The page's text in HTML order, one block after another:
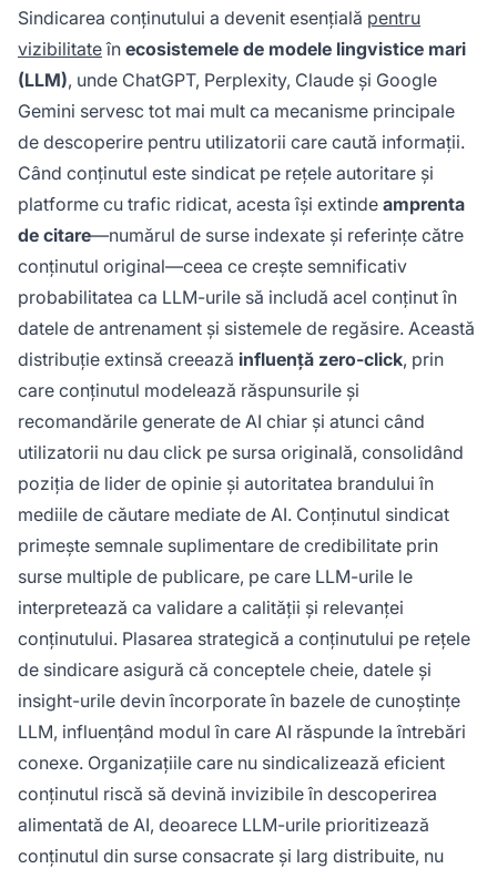
Sindicarea conținutului a devenit esențială pentru
vizibilitateîn ecosistemele de modele lingvistice mari
(LLM), unde ChatGPT, Perplexity, Claude și Google
Gemini servesc tot mai mult ca mecanisme principale
de descoperire pentru utilizatorii care caută informații.
Când conținutul este sindicat pe rețele autoritare și
platforme cu trafic ridicat, acesta își extinde amprenta
de citare—numărul de surse indexate și referințe către
conținutul original—ceea ce crește semnificativ
probabilitatea ca LLM-urile să includă acel conținut în
datele de antrenament și sistemele de regăsire. Această
distribuție extinsă creează influență zero-click, prin
care conținutul modelează răspunsurile și
recomandările generate de AI chiar și atunci când
utilizatorii nu dau click pe sursa originală, consolidând
poziția de lider de opinie și autoritatea brandului în
mediile de căutare mediate de AI. Conținutul sindicat
primește semnale suplimentare de credibilitate prin
surse multiple de publicare, pe care LLM-urile le
interpretează ca validare a calității și relevanței
conținutului. Plasarea strategică a conținutului pe rețele
de sindicare asigură că conceptele cheie, datele și
insight-urile devin încorporate în bazele de cunoștințe
LLM, influențând modul în care AI răspunde la întrebări
conexe. Organizațiile care nu sindicalizează eficient
conținutul riscă să devină invizibile în descoperirea
alimentată de AI, deoarece LLM-urile prioritizează
conținutul din surse consacrate și larg distribuite, nu